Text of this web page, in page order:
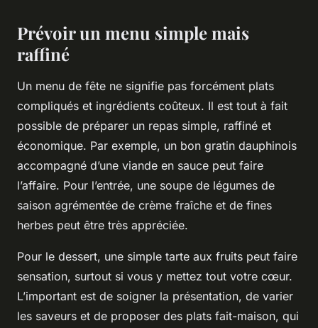
Prévoir un menu simple mais
raffiné
Un menu de fête ne signifie pas forcément plats
compliqués et ingrédients coûteux. Il est tout à fait
possible de préparer un repas simple, raffiné et
économique. Par exemple, un bon gratin dauphinois
accompagné d’une viande en sauce peut faire
l’affaire. Pour l’entrée, une soupe de légumes de
saison agrémentée de crème fraîche et de fines
herbes peut être très appréciée.
Pour le dessert, une simple tarte aux fruits peut faire
sensation, surtout si vous y mettez tout votre cœur.
L’important est de soigner la présentation, de varier
les saveurs et de proposer des plats fait-maison, qui